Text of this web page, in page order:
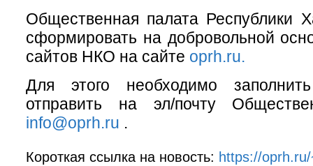
Общественная палата Республики
сформировать на добровольной
сайтов НКО на сайте oprh.ru.
Для этого необходимо
отправить на эл/почту
info@oprh.ru .
Короткая ссылка на новость: https://